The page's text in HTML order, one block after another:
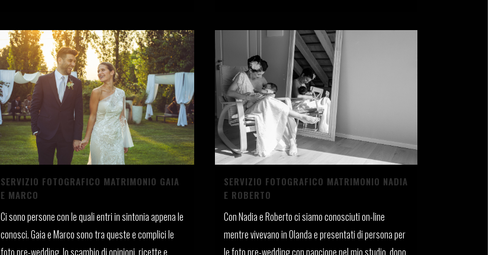
SERVIZIO FOTOGRAFICO MATRIMONIO GAIA
E MARCO
Ci sono persone con le quali entri in sintonia appena le
conosci. Gaia e Marco sono tra queste e complici le
foto pre-wedding, lo scambio di opinioni, ricette e
SERVIZIO FOTOGRAFICO MATRIMONIO NADIA
E ROBERTO
Con Nadia e Roberto ci siamo conosciuti on-line
mentre vivevano in Olanda e presentati di persona per
le foto pre-wedding con pancione nel mio studio, dopo